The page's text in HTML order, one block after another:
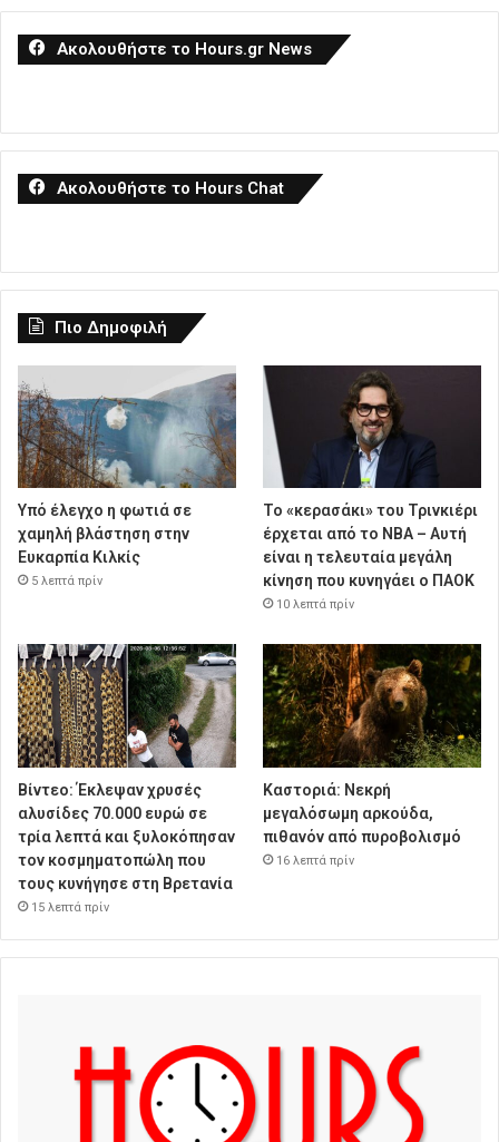
Ακολουθήστε το Hours.gr News
Ακολουθήστε το Hours Chat
Πιο Δημοφιλή
Υπό έλεγχο η φωτιά σε
χαμηλή βλάστηση στην
Ευκαρπία Κιλκίς
5 λεπτά πρίν
Το «κερασάκι» του Τρινκιέρι
έρχεται από το NBA – Αυτή
είναι η τελευταία μεγάλη
κίνηση που κυνηγάει ο ΠΑΟΚ
10 λεπτά πρίν
Βίντεο: Έκλεψαν χρυσές
αλυσίδες 70.000 ευρώ σε
τρία λεπτά και ξυλοκόπησαν
τον κοσμηματοπώλη που
τους κυνήγησε στη Βρετανία
15 λεπτά πρίν
Καστοριά: Νεκρή
μεγαλόσωμη αρκούδα,
πιθανόν από πυροβολισμό
16 λεπτά πρίν